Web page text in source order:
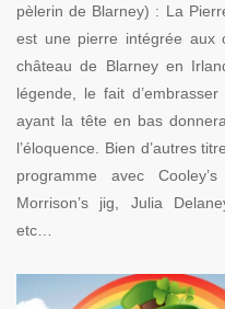
pèlerin de Blarney) : La
est une pierre intégrée aux
château de Blarney en
légende, le fait
ayant la tête en bas
l’éloquence. Bien d’autres
programme avec
Morrison’s jig, Julia
etc…